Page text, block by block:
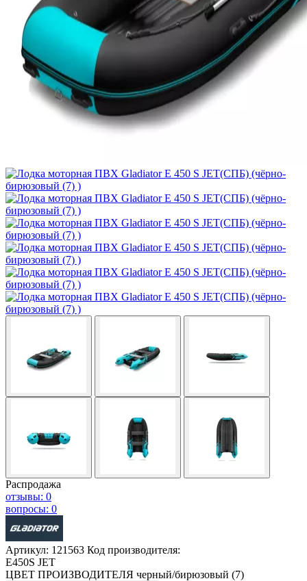
Распродажа
отзывы: 0
вопросы: 0
Артикул: 121563 Код производителя:
E450S JET
ЦВЕТ ПРОИЗВОДИТЕЛЯ черный/бирюзовый (7)